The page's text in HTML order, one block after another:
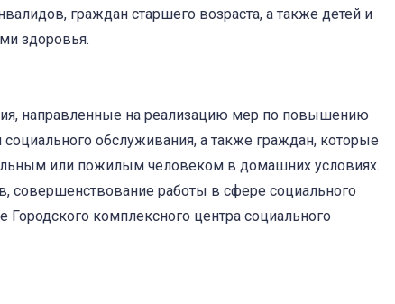
граждан старшего возраста, а также детей и
здоровья.
направленные на реализацию мер по повышению
обслуживания, а также граждан, которые
или пожилым человеком в домашних условиях.
совершенствование работы в сфере социального
Городского комплексного центра социального